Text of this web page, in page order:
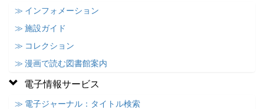
≫ インフォメーション
≫ 施設ガイド
≫ コレクション
≫ 漫画で読む図書館案内
電子情報サービス
≫ 電子ジャーナル：タイトル検索